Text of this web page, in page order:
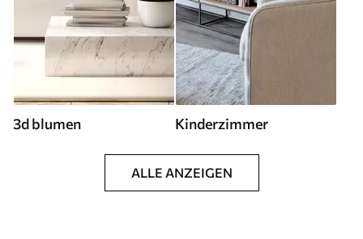
3d blumen Kinderzimmer
ALLE ANZEIGEN